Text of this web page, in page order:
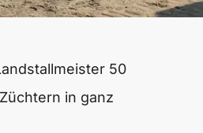
50
in ganz